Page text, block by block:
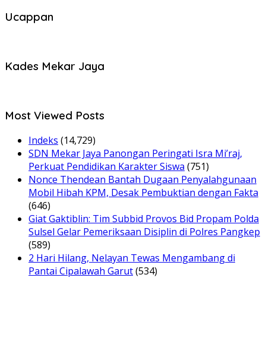
Ucappan
Kades Mekar Jaya
Most Viewed Posts
Indeks (14,729)
SDN Mekar Jaya Panongan Peringati Isra Mi’raj,
Perkuat Pendidikan Karakter Siswa (751)
Nonce Thendean Bantah Dugaan Penyalahgunaan
Mobil Hibah KPM, Desak Pembuktian dengan Fakta
(646)
Giat Gaktiblin: Tim Subbid Provos Bid Propam Polda
Sulsel Gelar Pemeriksaan Disiplin di Polres Pangkep
(589)
2 Hari Hilang, Nelayan Tewas Mengambang di
Pantai Cipalawah Garut(534)